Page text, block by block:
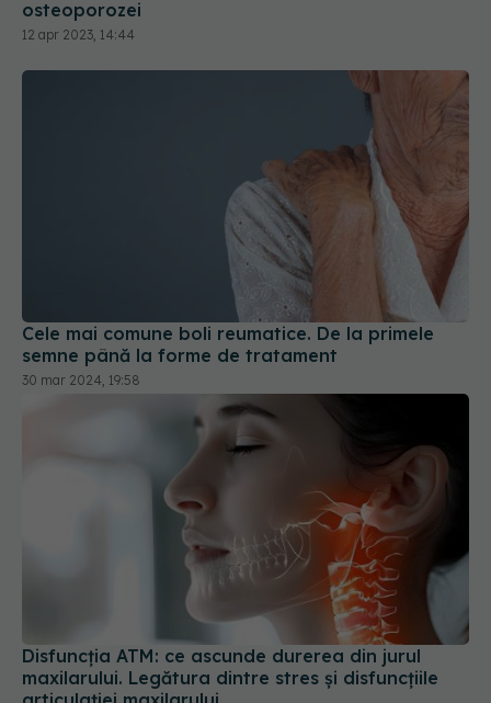
osteoporozei
12 apr 2023, 14:44
Cele mai comune boli reumatice. De la primele
semne până la forme de tratament
30 mar 2024, 19:58
Disfuncția ATM: ce ascunde durerea din jurul
maxilarului. Legătura dintre stres și disfuncțiile